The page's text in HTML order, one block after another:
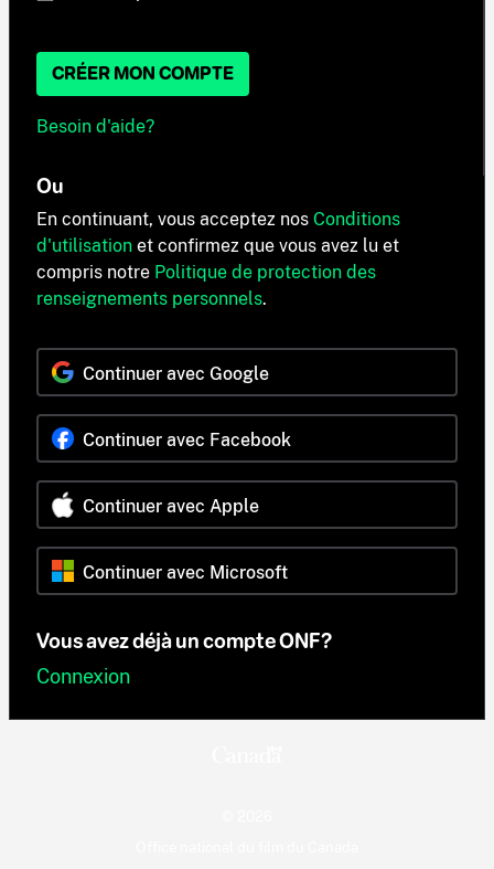
CRÉER MON COMPTE
Besoin d'aide?
Ou
En continuant, vous acceptez nos Conditions
d'utilisation et confirmez que vous avez lu et
compris notre Politique de protection des
renseignements personnels.
Continuer avec Google
Continuer avec Facebook
Continuer avec Apple
Continuer avec Microsoft
Vous avez déjà un compte ONF?
Connexion